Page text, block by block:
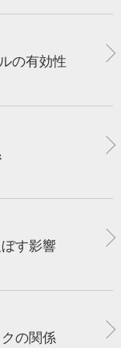
の有効性
す影響
の関係